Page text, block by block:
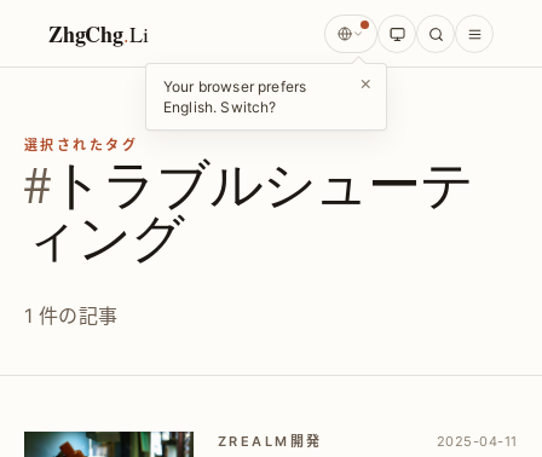
ZhgChg.Li
Your browser prefers
English. Switch?
×
選択されたタグ
#トラブルシューテ
ィング
1 件の記事
ZREALM開発 2025-04-11